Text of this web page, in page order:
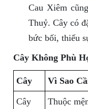
Cau Xiêm
Thuỷ. Cây có
bức bối, thiếu
Cây Không Phù
Cây Vì Sao
Cây
Thuộc